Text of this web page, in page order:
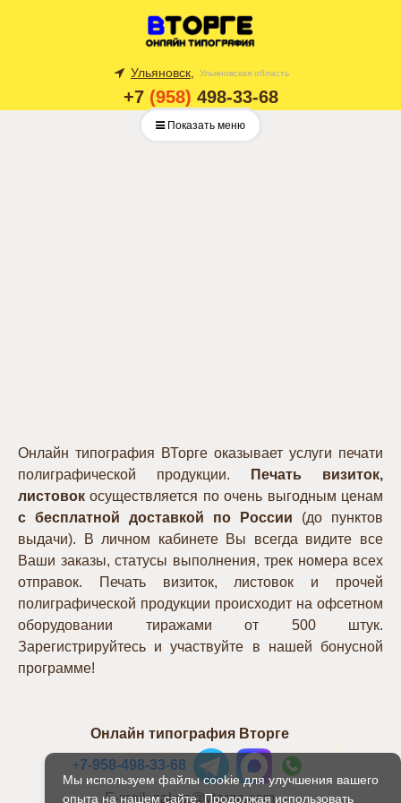
Ульяновск, Ульяновская область
+7 (958) 498-33-68
Показать меню
Мы используем файлы cookie для улучшения вашего
опыта на нашем сайте. Продолжая использовать
Онлайн типография ВТорге оказывает услуги печати
полиграфической продукции.
Печать визиток,
листовок осуществляется по очень выгодным ценам
с бесплатной доставкой по России (до пунктов
выдачи). В личном кабинете Вы всегда видите все
Ваши заказы, статусы выполнения, трек номера всех
отправок. Печать визиток, листовок и прочей
полиграфической продукции происходит на офсетном
оборудовании тиражами от 500 штук.
Зарегистрируйтесь и участвуйте в нашей бонусной
программе!
Онлайн типография Вторге
+7-958-498-33-68
E-mail: zakaz@vtorge.com